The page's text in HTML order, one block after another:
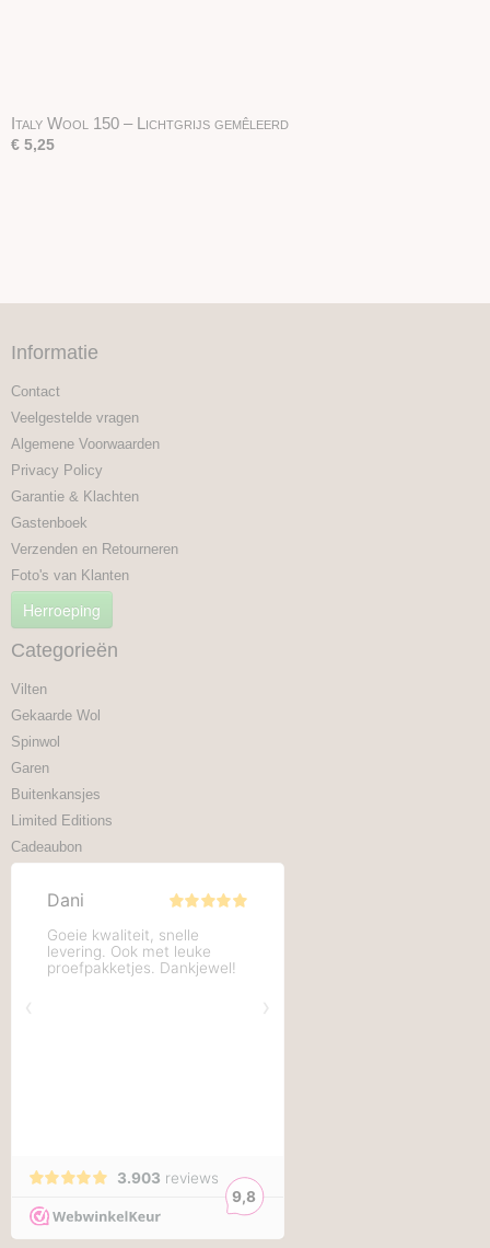
Italy Wool 150 – Lichtgrijs gemêleerd
€ 5,25
Informatie
Contact
Veelgestelde vragen
Algemene Voorwaarden
Privacy Policy
Garantie & Klachten
Gastenboek
Verzenden en Retourneren
Foto's van Klanten
Herroeping
Categorieën
Vilten
Gekaarde Wol
Spinwol
Garen
Buitenkansjes
Limited Editions
Cadeaubon